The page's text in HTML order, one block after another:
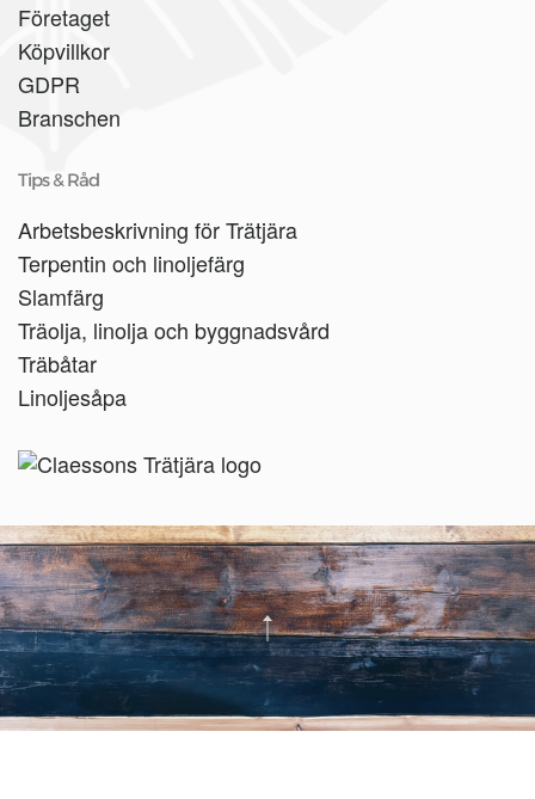
Företaget
Köpvillkor
GDPR
Branschen
Tips & Råd
Arbetsbeskrivning för Trätjära
Terpentin och linoljefärg
Slamfärg
Träolja, linolja och byggnadsvård
Träbåtar
Linoljesåpa